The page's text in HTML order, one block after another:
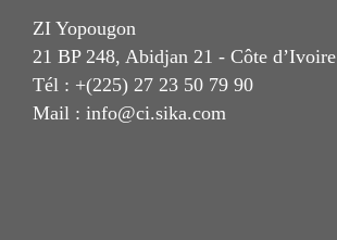
ZI Yopougon
21 BP 248, Abidjan 21 - Côte d’Ivoire
Tél : +(225) 27 23 50 79 90
Mail : info@ci.sika.com